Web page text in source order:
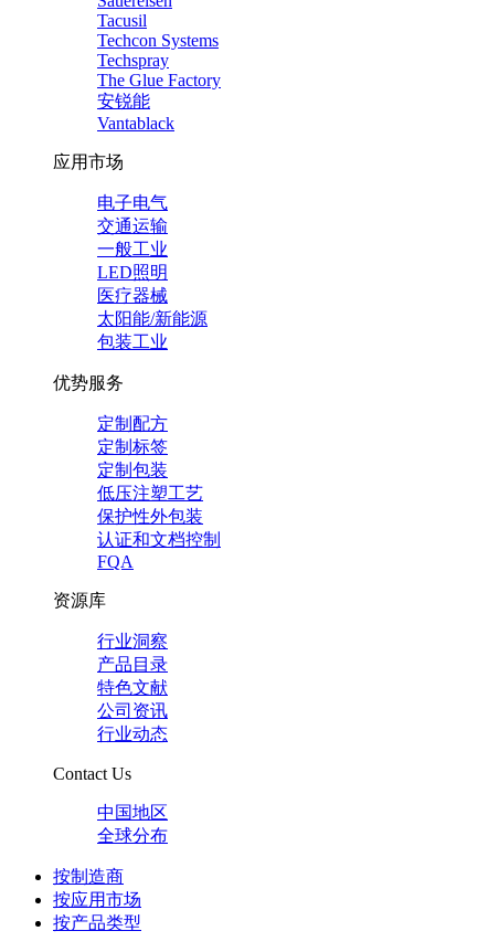
Tacusil
Techcon Systems
Techspray
The Glue Factory
安锐能
Vantablack
应用市场
电子电气
交通运输
一般工业
LED照明
医疗器械
太阳能/新能源
包装工业
优势服务
定制配方
定制标签
定制包装
低压注塑工艺
保护性外包装
认证和文档控制
FQA
资源库
行业洞察
产品目录
特色文献
公司资讯
行业动态
Contact Us
中国地区
全球分布
按制造商
按应用市场
按产品类型